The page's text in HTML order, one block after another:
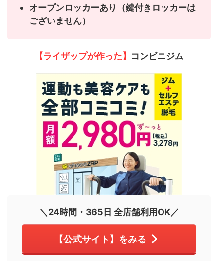
オープンロッカーあり（鍵付きロッカーは
ございません）
【ライザップが作った】 コンビニジム
＼24時間・365日 全店舗利用OK／
【公式サイト】をみる